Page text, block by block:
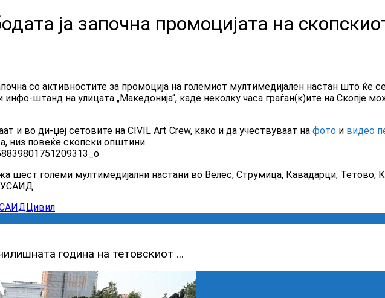
ја започна промоцијата на
со активностите за промоција на големиот мултимедијален настан што ќе
штанд на улицата „Македонија“, каде неколку часа граѓан(к)ите на Скопје
и во ди-џеј сетовите на CIVIL Art Crew, како и да учествуваат на фото и видео
низ повеќе скопски општини.
шест големи мултимедијални настани во Велес, Струмица, Кавадарци,
УСАИД.
Цивил
година на тетовскиот ...